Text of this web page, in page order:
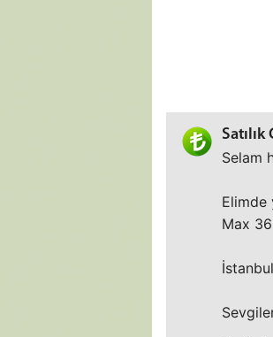
Selam
Elimde
Max